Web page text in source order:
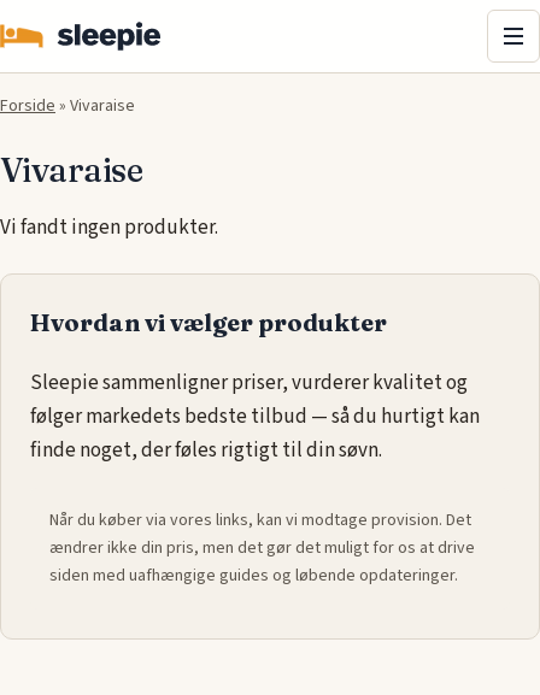
Forside» Vivaraise
Vivaraise
Vi fandt ingen produkter.
Hvordan vi vælger produkter
Sleepie sammenligner priser, vurderer kvalitet og
følger markedets bedste tilbud — så du hurtigt kan
finde noget, der føles rigtigt til din søvn.
Når du køber via vores links, kan vi modtage provision. Det
ændrer ikke din pris, men det gør det muligt for os at drive
siden med uafhængige guides og løbende opdateringer.